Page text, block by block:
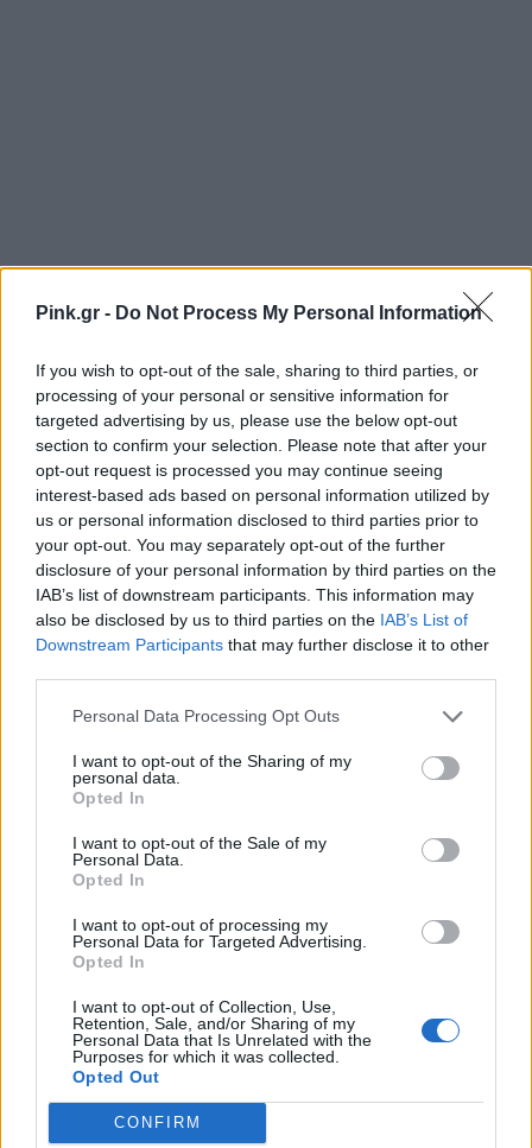
Pink.gr - Do Not Process My Personal Information
If you wish to opt-out of the sale, sharing to third parties, or
processing of your personal or sensitive information for
targeted advertising by us, please use the below opt-out
section to confirm your selection. Please note that after your
opt-out request is processed you may continue seeing
interest-based ads based on personal information utilized by
us or personal information disclosed to third parties prior to
your opt-out. You may separately opt-out of the further
disclosure of your personal information by third parties on the
IAB’s list of downstream participants. This information may
also be disclosed by us to third parties on the IAB’s List of
Downstream Participants that may further disclose it to other
Personal Data Processing Opt Outs
I want to opt-out of the Sharing of my
personal data.
Opted In
I want to opt-out of the Sale of my
Personal Data.
Opted In
I want to opt-out of processing my
Personal Data for Targeted Advertising.
Opted In
I want to opt-out of Collection, Use,
Retention, Sale, and/or Sharing of my
Personal Data that Is Unrelated with the
Purposes for which it was collected.
Opted Out
CONFIRM